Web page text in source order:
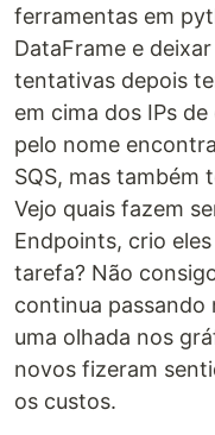
ferramentas em
DataFrame e
tentativas depois
em cima dos IPs
pelo nome
SQS, mas também
Vejo quais fazem
Endpoints, crio
tarefa? Não
continua passando
uma olhada nos
novos fizeram
os custos.